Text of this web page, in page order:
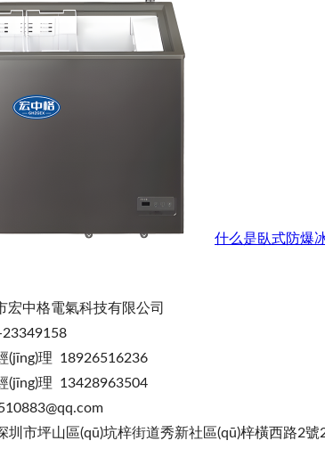
什么是臥式防爆
宏中格電氣科技有限公司
(jīng)理 18926516236
(jīng)理 13428963504
圳市坪山區(qū)坑梓街道秀新社區(qū)梓橫西路2號